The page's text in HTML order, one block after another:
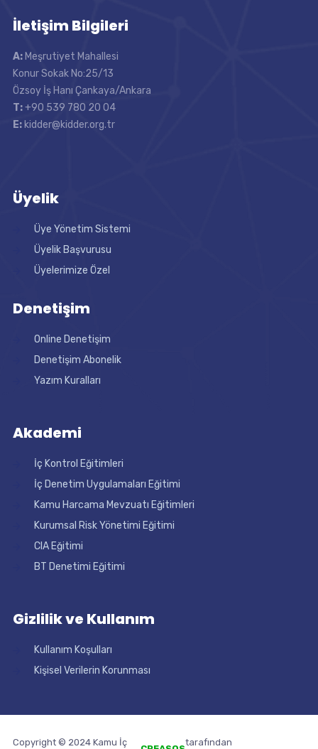
İletişim Bilgileri
A: Meşrutiyet Mahallesi
Konur Sokak No:25/13
Özsoy İş Hanı Çankaya/Ankara
T:+90 539 780 20 04
E: kidder@kidder.org.tr
Üyelik
Üye Yönetim Sistemi
Üyelik Başvurusu
Üyelerimize Özel
Denetişim
Online Denetişim
Denetişim Abonelik
Yazım Kuralları
Akademi
İç Kontrol Eğitimleri
İç Denetim Uygulamaları Eğitimi
Kamu Harcama Mevzuatı Eğitimleri
Kurumsal Risk Yönetimi Eğitimi
CIA Eğitimi
BT Denetimi Eğitimi
Gizlilik ve Kullanım
Kullanım Koşulları
Kişisel Verilerin Korunması
Copyright © 2024 Kamu İç tarafından